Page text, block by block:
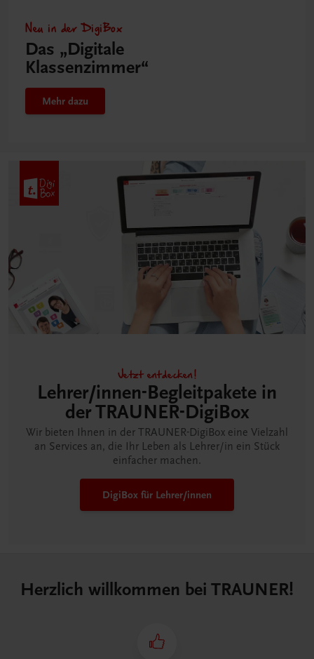
Neu in der DigiBox
Das „Digitale
Klassenzimmer“
Mehr dazu
Jetzt entdecken!
Lehrer/innen-Begleitpakete in
der TRAUNER-DigiBox
Wir bieten Ihnen in der TRAUNER-DigiBox eine Vielzahl
an Services an, die Ihr Leben als Lehrer/in ein Stück
einfacher machen.
DigiBox für Lehrer/innen
Herzlich willkommen bei TRAUNER!